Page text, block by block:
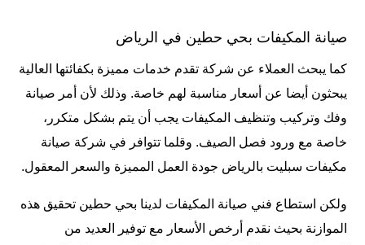
صيانة المكيفات بحي حطين في الرياض
كما يبحث العملاء عن شركة تقدم خدمات مميزة بكفائتها العالية
يبحثون أيضا عن أسعار مناسبة لهم خاصة. وذلك لأن أمر صيانة
وفك وتركيب وتنظيف المكيفات يجب أن يتم بشكل متكرر،
خاصة مع ورود فصل الصيف. وقلما تتوافر في شركة صيانة
مكيفات سبليت بالرياض جودة العمل المميزة والسعر المعقول.
ولكن استطاع فني صيانة المكيفات لدينا بحي حطين تحقيق هذه
الموازنة بحيث نقدم أرخص الأسعار مع توفير العديد من